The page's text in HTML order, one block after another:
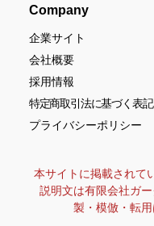
Company
企業サイト
会社概要
採用情報
特定商取引法に基づく表記
プライバシーポリシー
本サイトに掲載されて
説明文は有限会社ガ
製・模倣・転用